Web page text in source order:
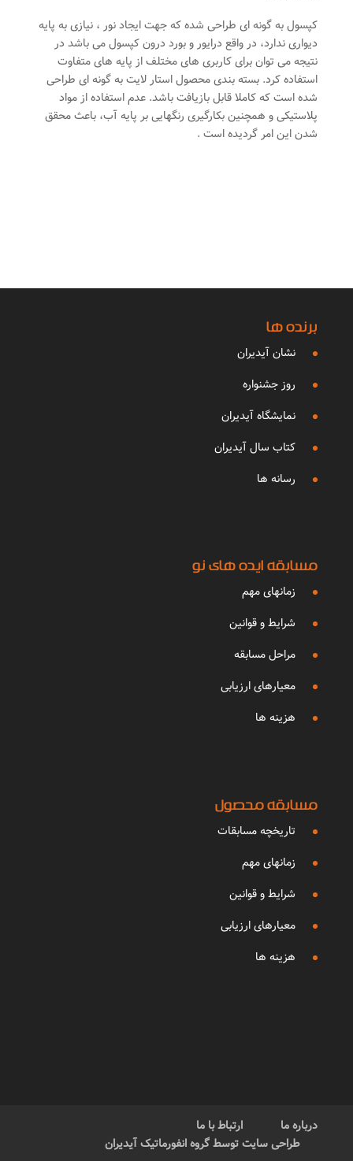
کپسول به گونه ای طراحی شده که جهت ایجاد نور ، نیازی به پایه
دیواری ندارد، در واقع درایور و بورد درون کپسول می باشد در
نتیجه می توان برای کاربری های مختلف از پایه های متفاوت
استفاده کرد. بسته بندی محصول استار لایت به گونه ای طراحی
شده است که کاملا قابل بازیافت باشد. عدم استفاده از مواد
پلاستیکی و همچنین بکارگیری رنگهایی بر پایه آب، باعث محقق
شدن این امر گردیده است .
برنده ها
نشان آیدیران
روز جشنواره
نمایشگاه آیدیران
کتاب سال آیدیران
رسانه ها
مسابقه ایده های نو
زمانهای مهم
شرایط و قوانین
مراحل مسابقه
معیارهای ارزیابی
هزینه ها
مسابقه محصول
تاریخچه مسابقات
زمانهای مهم
شرایط و قوانین
معیارهای ارزیابی
هزینه ها
درباره ما
ارتباط با ما
طراحی سایت توسط گروه انفورماتیک آیدیران